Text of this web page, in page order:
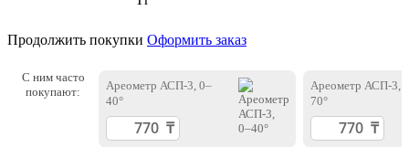
Продолжить покупки Оформить заказ
С ним часто
покупают:
Ареометр АСП-3, 0–
40°
Ареометр АСП-3,
70°